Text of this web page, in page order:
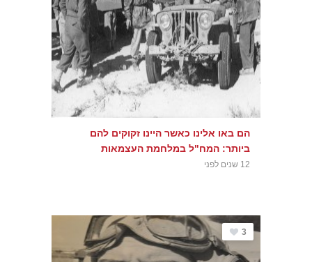
הם באו אלינו כאשר היינו זקוקים להם
ביותר: המח"ל במלחמת העצמאות
12 שנים לפני
3